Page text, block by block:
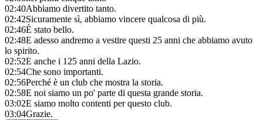
02:40Abbiamo divertito tanto.
02:42Sicuramente sì, abbiamo vincere qualcosa di più.
02:46È stato bello.
02:48E adesso andremo a vestire questi 25 anni che abbiamo avuto
lo spirito.
02:52E anche i 125 anni della Lazio.
02:54Che sono importanti.
02:56Perché è un club che mostra la storia.
02:58E noi siamo un po' parte di questa grande storia.
03:02E siamo molto contenti per questo club.
03:04Grazie.